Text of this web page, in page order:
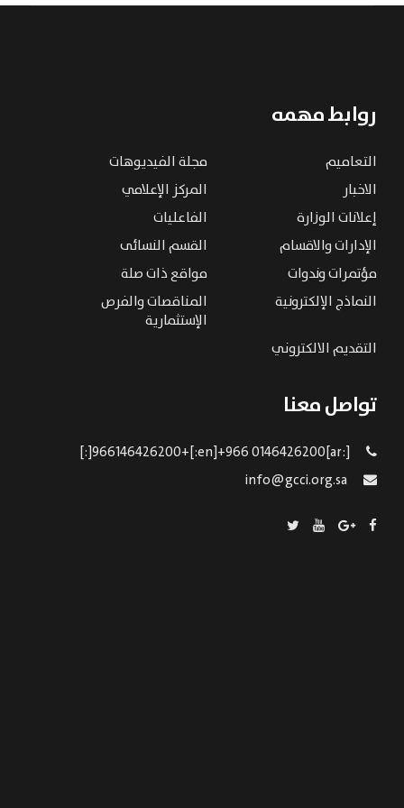
روابط مهمه
التعاميم
مجلة الفيديوهات
الاخبار
المركز الإعلامي
إعلانات الوزارة
الفاعليات
الإدارات والاقسام
القسم النسائى
مؤتمرات وندوات
مواقع ذات صلة
النماذج الإلكترونية
المناقصات والفرص
الإستثمارية
التقديم الالكتروني
تواصل معنا
[:ar]966146426200+[:en]+966 0146426200[:]